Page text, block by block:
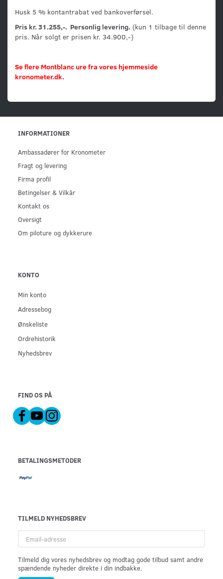
Husk 5 % kontantrabat ved bankoverførsel.
Pris kr. 31.255,-. Personlig levering. (kun 1 tilbage til denne
pris. Når solgt er prisen kr. 34.900,-)
Se flere Montblanc ure fra vores hjemmeside
kronometer.dk.
INFORMATIONER
Ambassadører for Kronometer
Fragt og levering
Firma profil
Betingelser & Vilkår
Kontakt os
Oversigt
Om piloture og dykkerure
KONTO
Min konto
Adressebog
Ønskeliste
Ordrehistorik
Nyhedsbrev
FIND OS PÅ
BETALINGSMETODER
TILMELD NYHEDSBREV
adresse
Tilmeld dig vores nyhedsbrev og modtag gode tilbud samt andre
spændende nyheder direkte i din indbakke.